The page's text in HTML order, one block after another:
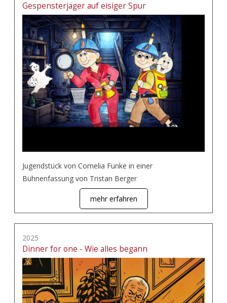
Gespensterjäger auf eisiger Spur
Jugendstück von Cornelia Funke in einer
Bühnenfassung von Tristan Berger
mehr erfahren
2025
Dinner for one - Wie alles begann